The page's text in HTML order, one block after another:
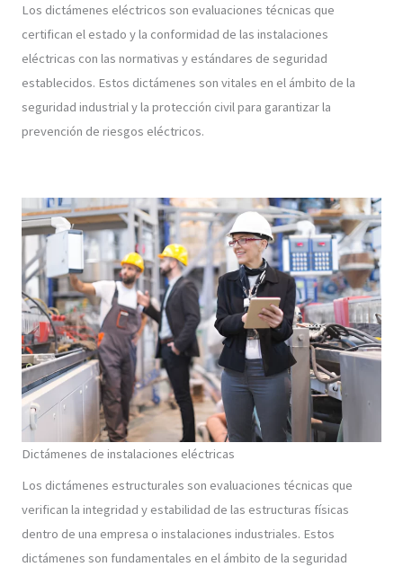
Los dictámenes eléctricos son evaluaciones técnicas que
certifican el estado y la conformidad de las instalaciones
eléctricas con las normativas y estándares de seguridad
establecidos. Estos dictámenes son vitales en el ámbito de la
seguridad industrial y la protección civil para garantizar la
prevención de riesgos eléctricos.
Dictámenes de instalaciones eléctricas
Los dictámenes estructurales son evaluaciones técnicas que
verifican la integridad y estabilidad de las estructuras físicas
dentro de una empresa o instalaciones industriales. Estos
dictámenes son fundamentales en el ámbito de la seguridad